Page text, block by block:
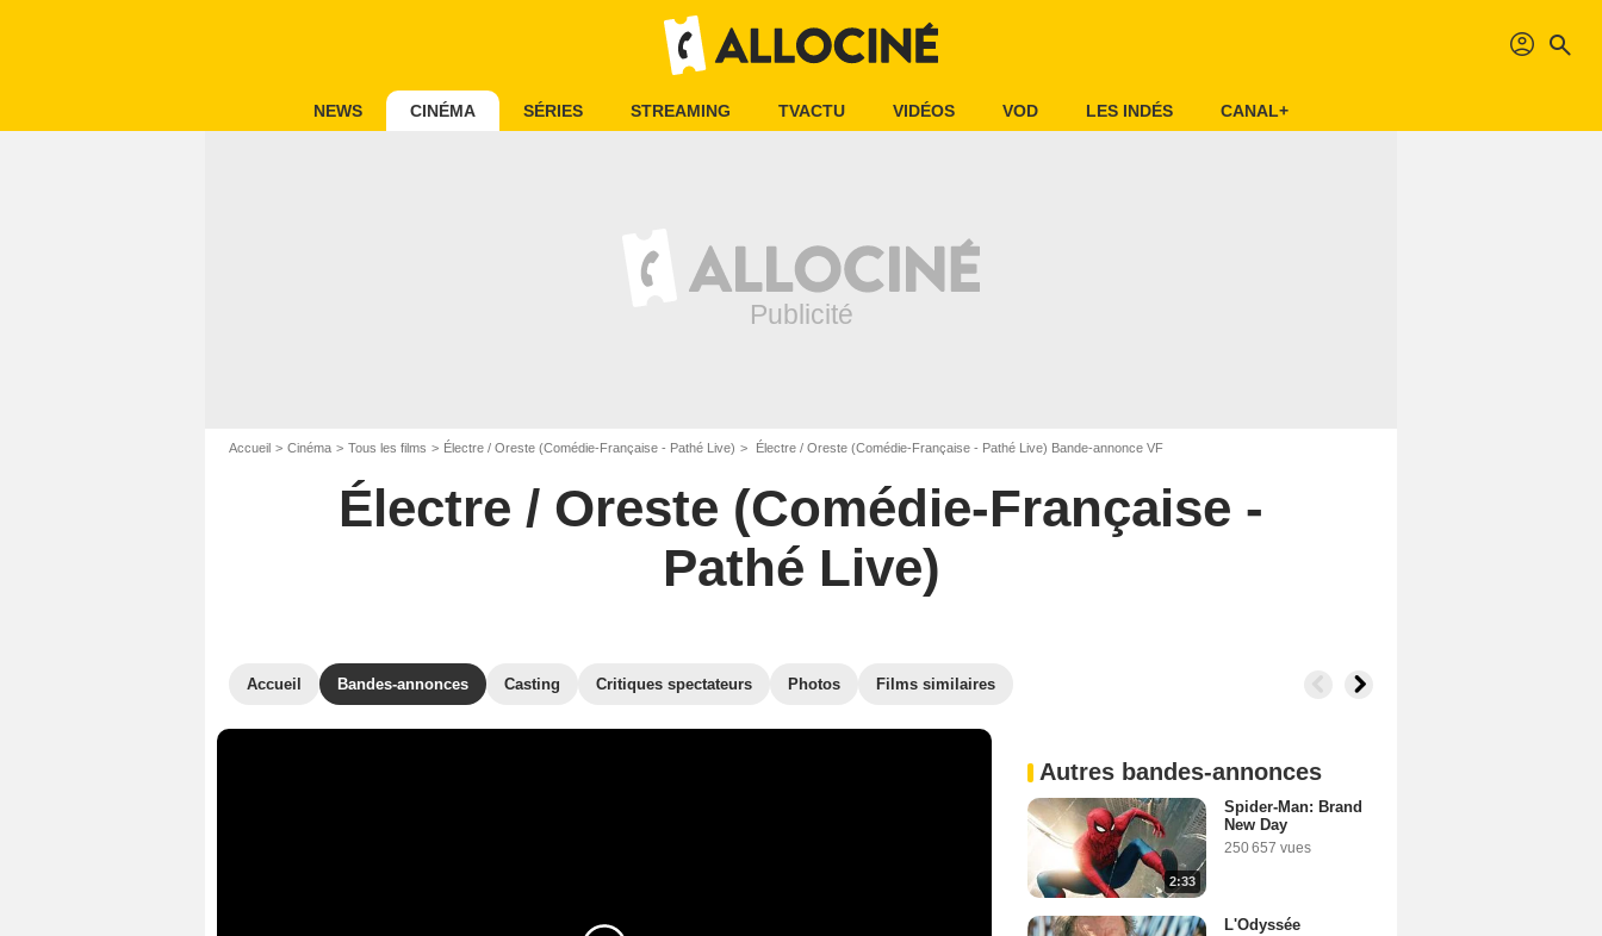
profil search
NEWS CINÉMA SÉRIES STREAMING TVACTU VIDÉOS VOD LES INDÉS CANAL+
Accueil Cinéma Tous les films Électre / Oreste (Comédie-Française - Pathé Live) Électre / Oreste (Comédie-Française - Pathé Live) Bande-annonce VF
Électre / Oreste (Comédie-Française -
Pathé Live)
Accueil Bandes-annonces Casting Critiques spectateurs Photos Films similaires
Autres bandes-annonces
2:33
Spider-Man: Brand
New Day
250 657 vues
L'Odyssée